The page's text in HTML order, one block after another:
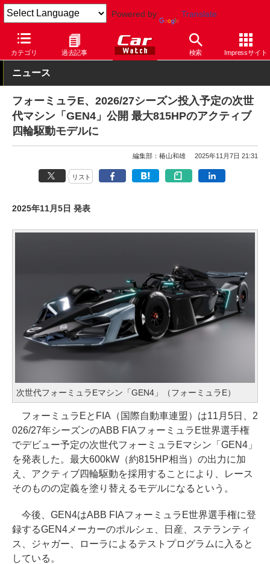
Powered by Translate
カテゴリ 過去記事 検索 Impressサイト
Car Watch モータースポーツ フォーミュラE
ニュース
フォーミュラE、2026/27シーズン投入予定の次世
代マシン「GEN4」公開 最大815HPのアクティブ
四輪駆動モデルに
編集部：椿山和雄 2025年11月7日 21:31
リスト
2025年11月5日 発表
次世代フォーミュラEマシン「GEN4」（フォーミュラE）
フォーミュラEとFIA（国際自動車連盟）は11月5日、2
026/27年シーズンのABB FIAフォーミュラE世界選手権
でデビュー予定の次世代フォーミュラEマシン「GEN4」
を発表した。最大600kW（約815HP相当）の出力に加
え、アクティブ四輪駆動を採用することにより、レース
そのものの定義を塗り替えるモデルになるという。
今後、GEN4はABB FIAフォーミュラE世界選手権に登
録するGEN4メーカーのポルシェ、日産、ステランティ
ス、ジャガー、ローラによるテストプログラムに入ると
している。